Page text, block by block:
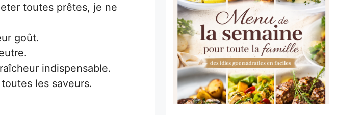
toutes prêtes, je ne
goût.
indispensable.
les saveurs.